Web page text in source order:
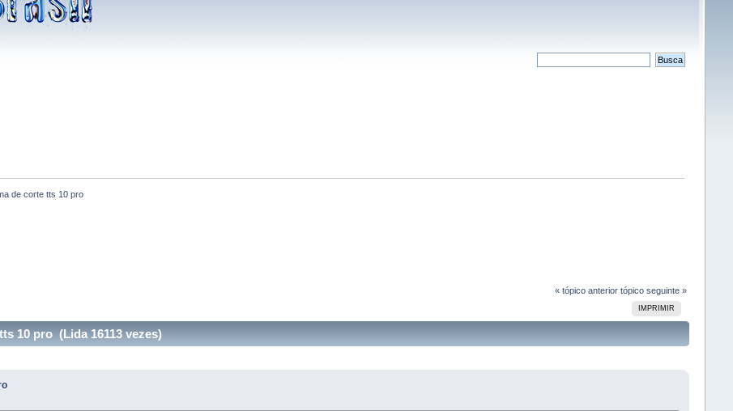
de corte tts 10 pro
« tópico anterior tópico seguinte »
IMPRIMIR
10 pro (Lida 16113 vezes)